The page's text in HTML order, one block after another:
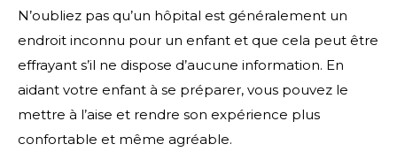
N’oubliez pas qu’un hôpital est généralement un
endroit inconnu pour un enfant et que cela peut être
effrayant s’il ne dispose d’aucune information. En
aidant votre enfant à se préparer, vous pouvez le
mettre à l’aise et rendre son expérience plus
confortable et même agréable.